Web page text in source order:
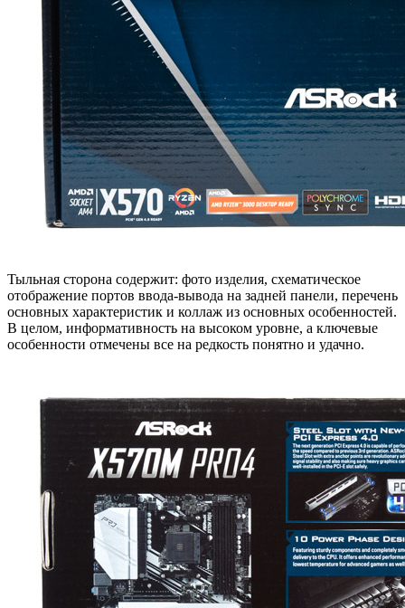
Тыльная сторона содержит: фото изделия, схематическое
отображение портов ввода-вывода на задней панели, перечень
основных характеристик и коллаж из основных особенностей.
В целом, информативность на высоком уровне, а ключевые
особенности отмечены все на редкость понятно и удачно.